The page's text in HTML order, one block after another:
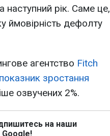
наступний рік. Саме це,
ймовірність дефолту
агентство Fitch
зростання
озвучених 2%.
на наши
Google!